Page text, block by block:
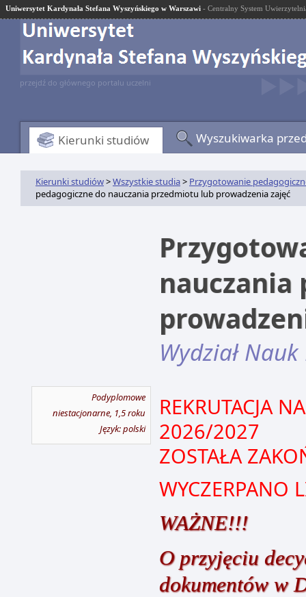
Uniwersytet Kardynała Stefana Wyszyńskiego w Warszawi - Centralny System
przejdź do głównego portalu uczelni
Kierunki studiów Wyszukiwarka
Kierunki studiów>Wszystkie studia> Przygotowanie
pedagogiczne do nauczania przedmiotu lub prowadzenia zajęć
Wydział
Podyplomowe
niestacjonarne, 1,5 roku
Język: polski
REKRUTACJA
2026/2027
ZOSTAŁA
WYCZERPANO
WAŻNE!!!
O przyjęciu
dokumentów w